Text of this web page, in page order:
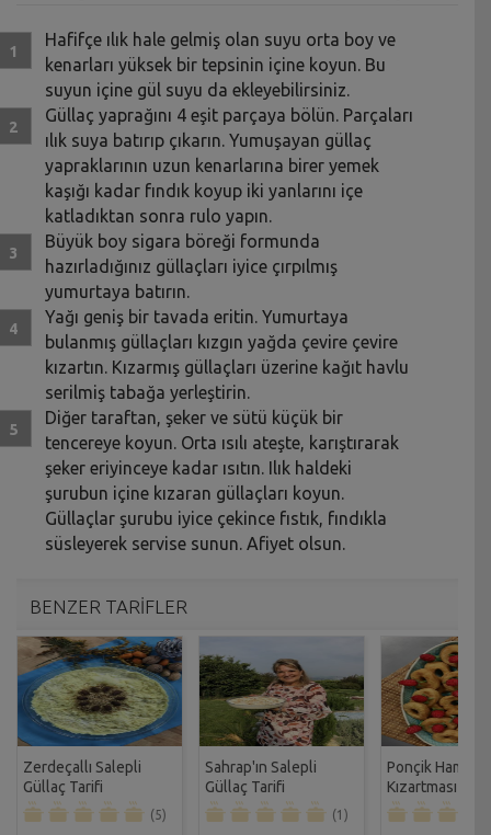
Hafifçe ılık hale gelmiş olan suyu orta boy ve
kenarları yüksek bir tepsinin içine koyun. Bu
suyun içine gül suyu da ekleyebilirsiniz.
Güllaç yaprağını 4 eşit parçaya bölün. Parçaları
ılık suya batırıp çıkarın. Yumuşayan güllaç
yapraklarının uzun kenarlarına birer yemek
kaşığı kadar fındık koyup iki yanlarını içe
katladıktan sonra rulo yapın.
Büyük boy sigara böreği formunda
hazırladığınız güllaçları iyice çırpılmış
yumurtaya batırın.
Yağı geniş bir tavada eritin. Yumurtaya
bulanmış güllaçları kızgın yağda çevire çevire
kızartın. Kızarmış güllaçları üzerine kağıt havlu
serilmiş tabağa yerleştirin.
Diğer taraftan, şeker ve sütü küçük bir
tencereye koyun. Orta ısılı ateşte, karıştırarak
şeker eriyinceye kadar ısıtın. Ilık haldeki
şurubun içine kızaran güllaçları koyun.
Güllaçlar şurubu iyice çekince fıstık, fındıkla
süsleyerek servise sunun. Afiyet olsun.
BENZER TARİFLER
Zerdeçallı Salepli
Güllaç Tarifi
(5)
Sahrap'ın Salepli
Güllaç Tarifi
(1)
Ponçik Hamur
Kızartması